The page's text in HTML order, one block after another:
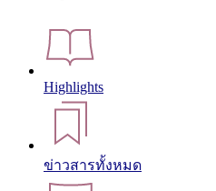
Highlights
ข่าวสารทั้งหมด